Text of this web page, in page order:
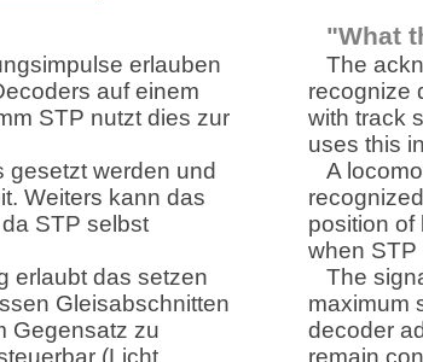
erlauben
auf einem
STP nutzt dies zur
gesetzt werden und
Weiters kann das
STP selbst
erlaubt das setzen
Gleisabschnitten
Gegensatz zu
(Licht,
"What
The
recognize
with track
uses this
A
position of
when STP
The
maximum
decoder
remain